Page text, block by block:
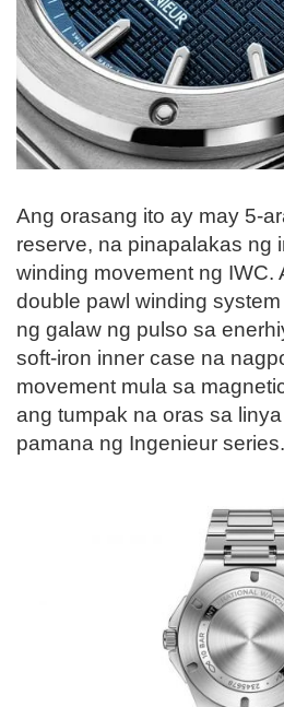
Ang orasang ito ay may 5-
reserve, na pinapalakas ng
winding movement ng IWC.
double pawl winding
ng galaw ng pulso sa
soft-iron inner case na
movement mula sa
ang tumpak na oras sa
pamana ng Ingenieur series.